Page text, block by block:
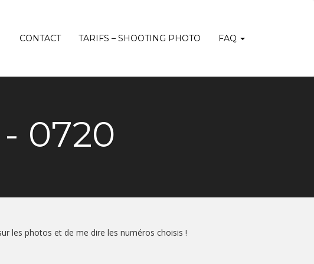
CONTACT TARIFS – SHOOTING PHOTO FAQ
0720
les photos et de me dire les numéros choisis !